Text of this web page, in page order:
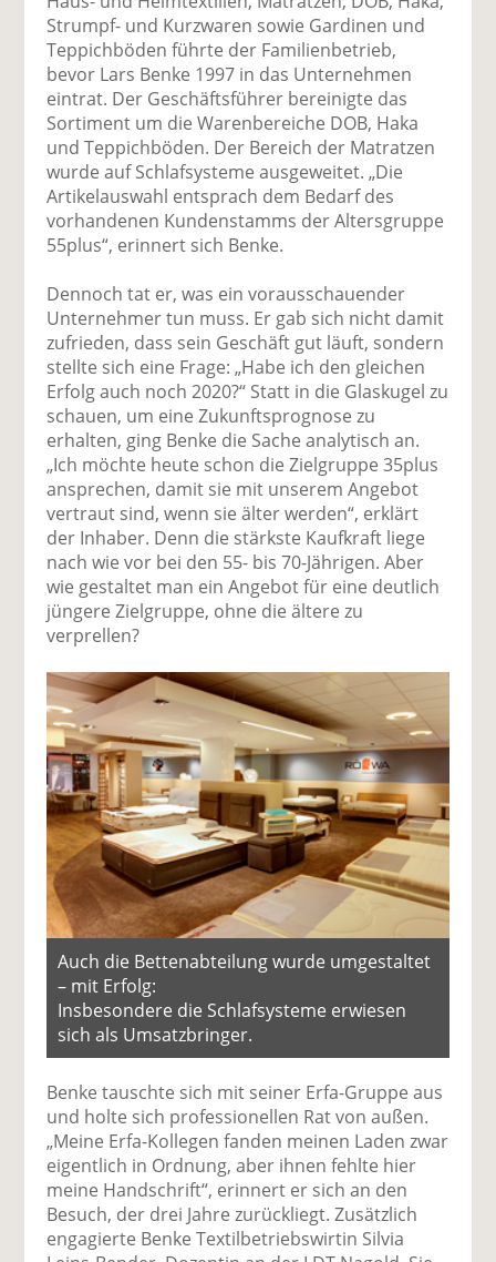
Strumpf- und Kurzwaren sowie Gardinen und
Teppichböden führte der Familienbetrieb,
bevor Lars Benke 1997 in das Unternehmen
eintrat. Der Geschäftsführer bereinigte das
Sortiment um die Warenbereiche DOB, Haka
und Teppichböden. Der Bereich der Matratzen
wurde auf Schlafsysteme ausgeweitet. „Die
Artikelauswahl entsprach dem Bedarf des
vorhandenen Kundenstamms der Altersgruppe
55plus“, erinnert sich Benke.
Dennoch tat er, was ein vorausschauender
Unternehmer tun muss. Er gab sich nicht damit
zufrieden, dass sein Geschäft gut läuft, sondern
stellte sich eine Frage: „Habe ich den gleichen
Erfolg auch noch 2020?“ Statt in die Glaskugel zu
schauen, um eine Zukunftsprognose zu
erhalten, ging Benke die Sache analytisch an.
„Ich möchte heute schon die Zielgruppe 35plus
ansprechen, damit sie mit unserem Angebot
vertraut sind, wenn sie älter werden“, erklärt
der Inhaber. Denn die stärkste Kaufkraft liege
nach wie vor bei den 55- bis 70-Jährigen. Aber
wie gestaltet man ein Angebot für eine deutlich
jüngere Zielgruppe, ohne die ältere zu
verprellen?
Auch die Bettenabteilung wurde umgestaltet
– mit Erfolg:
Insbesondere die Schlafsysteme erwiesen
sich als Umsatzbringer.
Benke tauschte sich mit seiner Erfa-Gruppe aus
und holte sich professionellen Rat von außen.
„Meine Erfa-Kollegen fanden meinen Laden zwar
eigentlich in Ordnung, aber ihnen fehlte hier
meine Handschrift“, erinnert er sich an den
Besuch, der drei Jahre zurückliegt. Zusätzlich
engagierte Benke Textilbetriebswirtin Silvia